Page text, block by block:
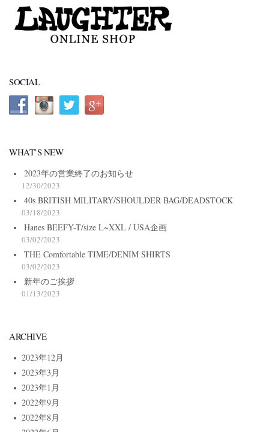
SOCIAL
WHAT’S NEW
2023年の営業終了のお知らせ
12/30/2023
40s BRITISH MILITARY/SHOULDER BAG/DEADSTOCK
03/18/2023
Hanes BEEFY-T/size L~XXL / USA企画
03/02/2023
THE Comfortable TIME/DENIM SHIRTS
03/02/2023
新年のご挨拶
01/13/2023
ARCHIVE
2023年12月
2023年3月
2023年1月
2022年9月
2022年8月